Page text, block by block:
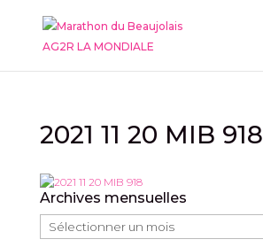
2021 11 20 MIB 918
Archives mensuelles
Archives
mensuelles